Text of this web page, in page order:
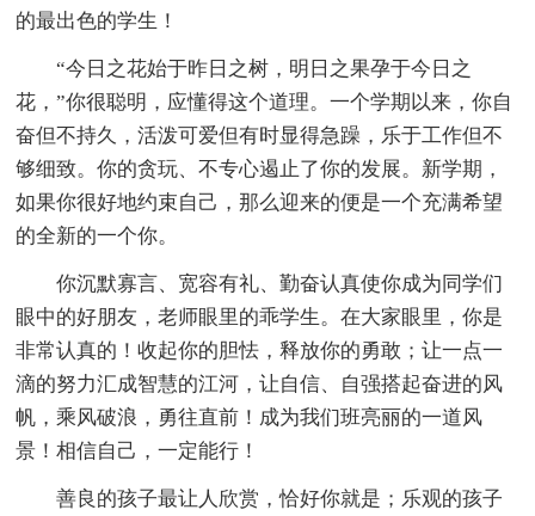
的最出色的学生！
“今日之花始于昨日之树，明日之果孕于今日之
花，”你很聪明，应懂得这个道理。一个学期以来，你自
奋但不持久，活泼可爱但有时显得急躁，乐于工作但不
够细致。你的贪玩、不专心遏止了你的发展。新学期，
如果你很好地约束自己，那么迎来的便是一个充满希望
的全新的一个你。
你沉默寡言、宽容有礼、勤奋认真使你成为同学们
眼中的好朋友，老师眼里的乖学生。在大家眼里，你是
非常认真的！收起你的胆怯，释放你的勇敢；让一点一
滴的努力汇成智慧的江河，让自信、自强搭起奋进的风
帆，乘风破浪，勇往直前！成为我们班亮丽的一道风
景！相信自己，一定能行！
善良的孩子最让人欣赏，恰好你就是；乐观的孩子